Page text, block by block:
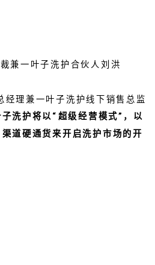
兼一叶子洗护合伙人刘洪
经理兼一叶子洗护线下销售总监
洗护将以“超级经营模式”，以
道硬通货来开启洗护市场的开